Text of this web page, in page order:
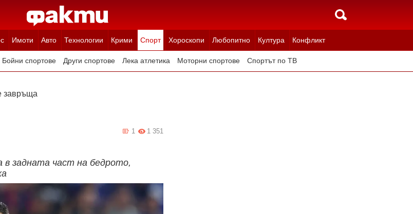
Имоти Авто Технологии Крими Спорт Хороскопи Любопитно Култура Конфликт
Бойни спортове Други спортове Лека атлетика Моторни спортове Спортът по ТВ
завръща
1 351
1
задната част на бедрото,